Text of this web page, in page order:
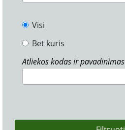
Visi
Bet kuris
Atliekos kodas ir pavadinimas